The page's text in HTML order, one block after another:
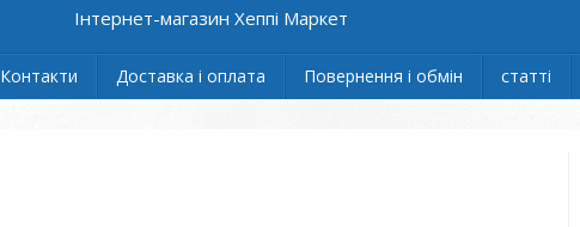
Інтернет-магазин Хеппі Маркет
Контакти Доставка і оплата Повернення і обмін статті